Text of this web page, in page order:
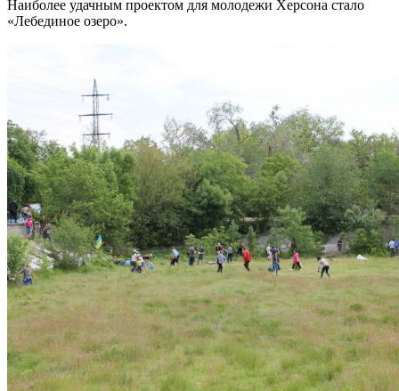
Наиболее удачным проектом для молодежи Херсона стало
«Лебединое озеро».